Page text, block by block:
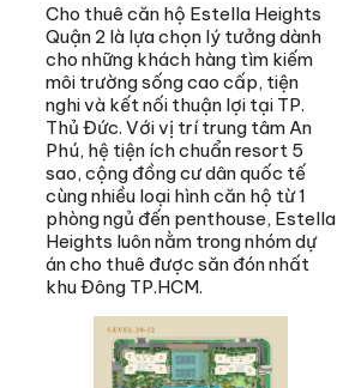
Cho thuê căn hộ Estella Heights
Quận 2 là lựa chọn lý tưởng dành
cho những khách hàng tìm kiếm
môi trường sống cao cấp, tiện
nghi và kết nối thuận lợi tại TP.
Thủ Đức. Với vị trí trung tâm An
Phú, hệ tiện ích chuẩn resort 5
sao, cộng đồng cư dân quốc tế
cùng nhiều loại hình căn hộ từ 1
phòng ngủ đến penthouse, Estella
Heights luôn nằm trong nhóm dự
án cho thuê được săn đón nhất
khu Đông TP.HCM.